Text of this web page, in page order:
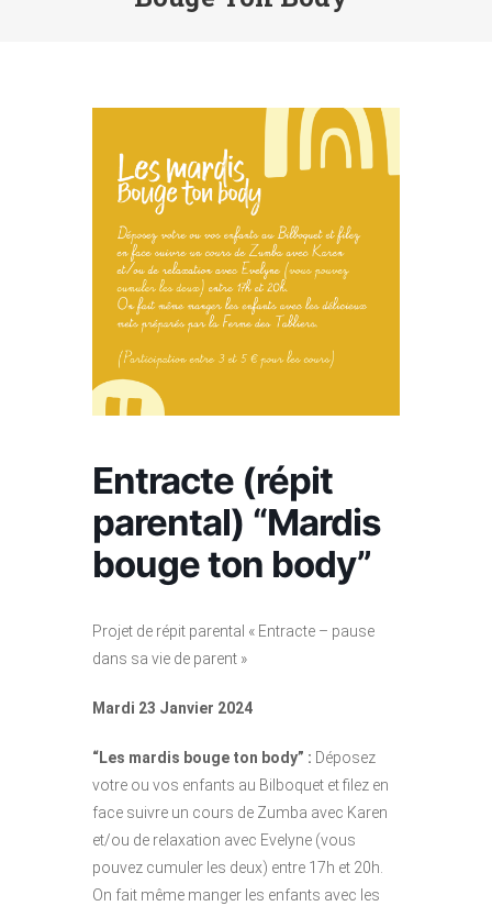
Entracte (répit
parental) “Mardis
bouge ton body”
Projet de répit parental « Entracte – pause
dans sa vie de parent »
Mardi 23 Janvier 2024
“Les mardis bouge ton body” : Déposez
votre ou vos enfants au Bilboquet et filez en
face suivre un cours de Zumba avec Karen
et/ou de relaxation avec Evelyne (vous
pouvez cumuler les deux) entre 17h et 20h.
On fait même manger les enfants avec les